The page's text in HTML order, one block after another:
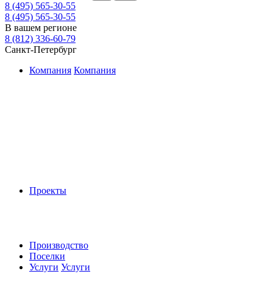
8 (495) 565-30-55
8 (495) 565-30-55
В вашем регионе
8 (812) 336-60-79
Санкт-Петербург
Компания Компания
Проекты
Производство
Поселки
Услуги Услуги